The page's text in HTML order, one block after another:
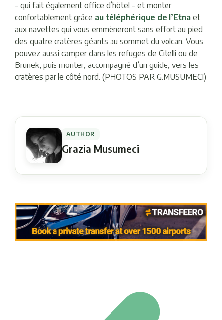
– qui fait également office d’hôtel – et monter
confortablement grâce au téléphérique de l’Etna et
aux navettes qui vous emmèneront sans effort au pied
des quatre cratères géants au sommet du volcan. Vous
pouvez aussi camper dans les refuges de Citelli ou de
Brunek, puis monter, accompagné d’un guide, vers les
cratères par le côté nord. (PHOTOS PAR G.MUSUMECI)
AUTHOR
Grazia Musumeci